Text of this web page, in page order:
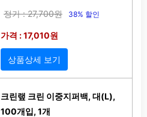
정가 : 27,700원 38% 할인
가격 : 17,010원
상품상세 보기
크린랲 크린 이중지퍼백, 대(L),
100개입, 1개